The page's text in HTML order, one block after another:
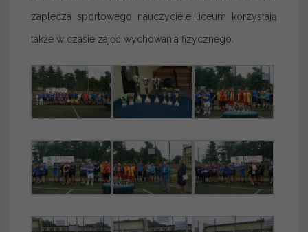
zaplecza sportowego nauczyciele liceum korzystają
także w czasie zajęć wychowania fizycznego.